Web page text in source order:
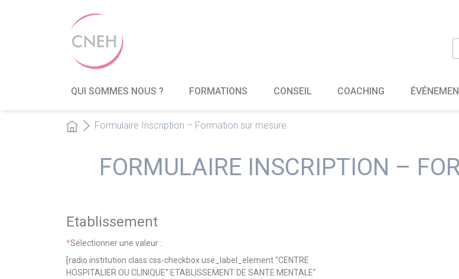
QUI SOMMES NOUS ? FORMATIONS CONSEIL COACHING
Formulaire Inscription – Formation sur mesure
FORMULAIRE INSCRIPTION –
Etablissement
*Sélectionner une valeur :
[radio institution class:css-checkbox use_label_element "CENTRE
HOSPITALIER OU CLINIQUE" ETABLISSEMENT DE SANTE MENTALE"